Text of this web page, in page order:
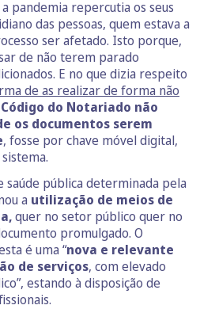
pandemia repercutia os seus
das pessoas, quem estava a
ser afetado. Isto porque,
de não terem parado
E no que dizia respeito
de as realizar de forma não
do Notariado não
os documentos serem
, fosse por chave móvel digital,
saúde pública determinada pela
a utilização de meios de
quer no setor público quer no
promulgado. O
é uma “nova e relevante
de serviços, com elevado
estando à disposição de